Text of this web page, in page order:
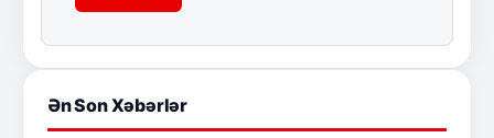
Ən Son Xəbərlər